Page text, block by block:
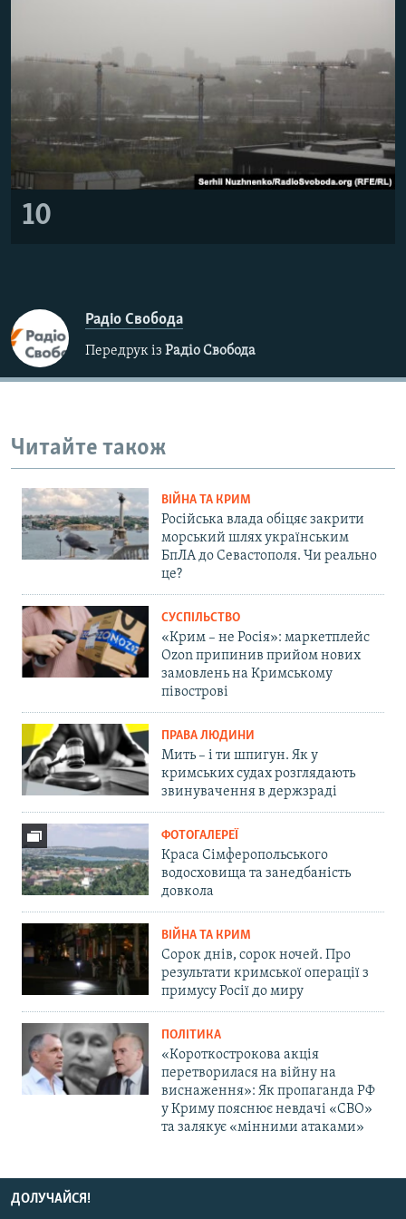
10
Радіо Свобода
Передрук із Радіо Свобода
Читайте також
ВІЙНА ТА КРИМ
Російська влада обіцяє закрити
морський шлях українським
БпЛА до Севастополя. Чи реально
це?
СУСПІЛЬСТВО
«Крим – не Росія»: маркетплейс
Ozon припинив прийом нових
замовлень на Кримському
півострові
ПРАВА ЛЮДИНИ
Мить – і ти шпигун. Як у
кримських судах розглядають
звинувачення в держзраді
ФОТОГАЛЕРЕЇ
Краса Сімферопольського
водосховища та занедбаність
довкола
ВІЙНА ТА КРИМ
Сорок днів, сорок ночей. Про
результати кримської операції з
примусу Росії до миру
ПОЛІТИКА
«Короткострокова акція
перетворилася на війну на
виснаження»: Як пропаганда РФ
у Криму пояснює невдачі «СВО»
та залякує «мінними атаками»
ДОЛУЧАЙСЯ!